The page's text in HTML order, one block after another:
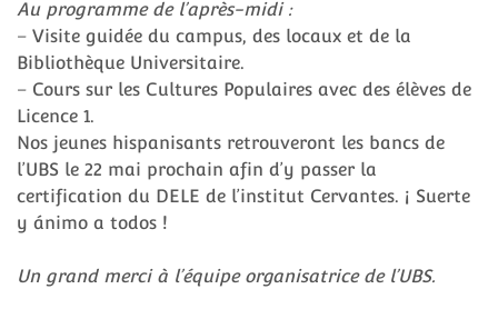
Au programme de l’après-midi :
– Visite guidée du campus, des locaux et de la
Bibliothèque Universitaire.
– Cours sur les Cultures Populaires avec des élèves de
Licence 1.
Nos jeunes hispanisants retrouveront les bancs de
l’UBS le 22 mai prochain afin d’y passer la
certification du DELE de l’institut Cervantes. ¡ Suerte
y ánimo a todos !
Un grand merci à l’équipe organisatrice de l’UBS.